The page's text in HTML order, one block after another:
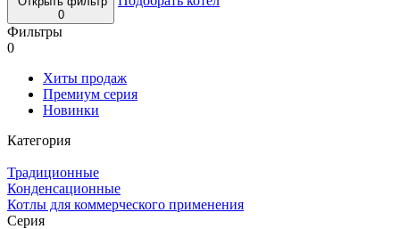
0
Фильтры
0
Хиты продаж
Премиум серия
Новинки
Категория
Традиционные
Конденсационные
Котлы для коммерческого применения
Серия